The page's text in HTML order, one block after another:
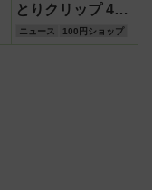
とりクリップ 4
羽』であれこれと
ニュース 100円ショップ